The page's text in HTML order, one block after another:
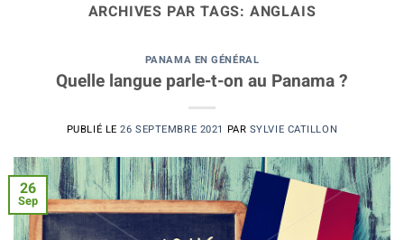
ARCHIVES PAR TAGS: ANGLAIS
PANAMA EN GÉNÉRAL
Quelle langue parle-t-on au Panama ?
PUBLIÉ LE26 SEPTEMBRE 2021 PAR SYLVIE CATILLON
26
Sep